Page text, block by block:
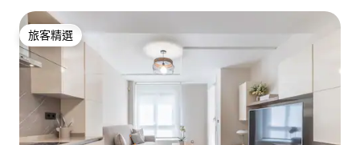
旅客精選
旅客精選